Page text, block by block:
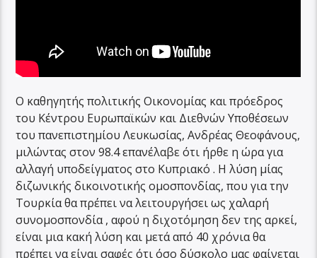
Ο καθηγητής πολιτικής Οικονομίας και πρόεδρος
του Κέντρου Ευρωπαϊκών και Διεθνών Υποθέσεων
του πανεπιστημίου Λευκωσίας, Ανδρέας Θεοφάνους,
μιλώντας στον 98.4 επανέλαβε ότι ήρθε η ώρα για
αλλαγή υποδείγματος στο Κυπριακό . Η λύση μίας
διζωνικής δικοινοτικής ομοσπονδίας, που για την
Τουρκία θα πρέπει να λειτουργήσει ως χαλαρή
συνομοσπονδία , αφού η διχοτόμηση δεν της αρκεί,
είναι μια κακή λύση και μετά από 40 χρόνια θα
πρέπει να είναι σαφές ότι όσο δύσκολο μας φαίνεται